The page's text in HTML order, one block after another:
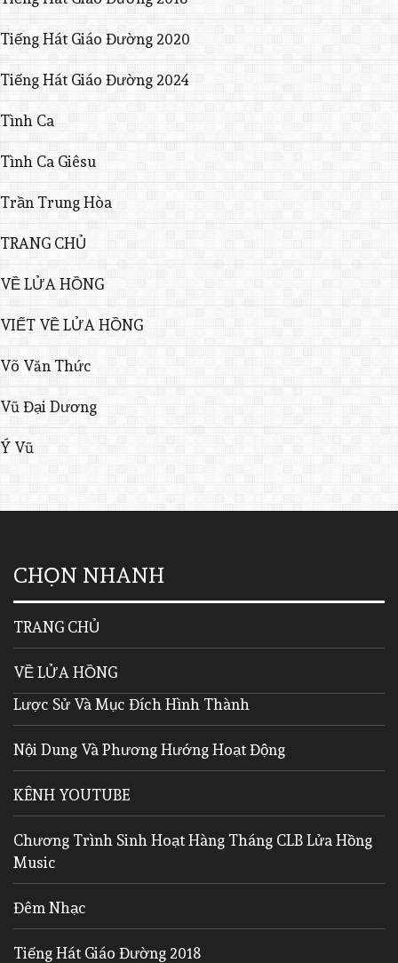
Tiếng Hát Giáo Đường 2020
Tiếng Hát Giáo Đường 2024
Tình Ca
Tình Ca Giêsu
Trần Trung Hòa
TRANG CHỦ
VỀ LỬA HỒNG
VIẾT VỀ LỬA HỒNG
Võ Văn Thức
Vũ Đại Dương
Ý Vũ
CHỌN NHANH
TRANG CHỦ
VỀ LỬA HỒNG
Lược Sử Và Mục Đích Hình Thành
Nội Dung Và Phương Hướng Hoạt Động
KÊNH YOUTUBE
Chương Trình Sinh Hoạt Hàng Tháng CLB Lửa Hồng
Music
Đêm Nhạc
Tiếng Hát Giáo Đường 2018